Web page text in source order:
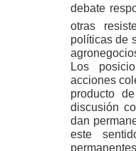
debate
otras
políticas de
Los
acciones
producto
discusión
dan
este